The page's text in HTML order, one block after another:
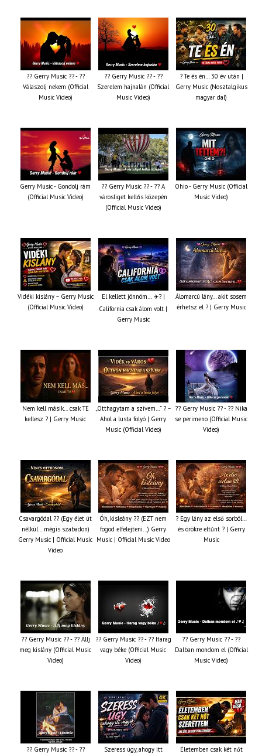
?? Gerry Music ?? - ??
Válaszolj nekem (Official
Music Video)
?? Gerry Music ?? - ??
Szerelem hajnalán (Official
Music Video)
? Te és én… 30 év után |
Gerry Music (Nosztalgikus
magyar dal)
Gerry Music - Gondolj rám
(Official Music Video)
?? Gerry Music ?? - ?? A
városliget kellős közepén
(Official Music Video)
Ohio - Gerry Music (Official
Music Video)
Vidéki kislány – Gerry Music
(Official Music Video)
El kellett jönnöm… ✈️? |
California csak álom volt |
Gerry Music
Álomarcú lány… akit sosem
érhetsz el ? | Gerry Music
Nem kell másik… csak TE
kellesz ? | Gerry Music
„Otthagytam a szívem…” ? –
Ahol a lusta folyó | Gerry
Music (Official Video)
?? Gerry Music ?? - ?? Nika
se perimeno (Official Music
Video)
Csavargódal ?? (Egy élet út
nélkül… mégis szabadon)
Gerry Music | Official Music
Video
Óh, kisleány ?? (EZT nem
fogod elfelejteni…) Gerry
Music | Official Music Video
? Egy lány az első sorból…
és örökre eltűnt ? | Gerry
Music
?? Gerry Music ?? - ?? Állj
meg kislány (Official Music
Video)
?? Gerry Music ?? - ?? Harag
vagy béke (Official Music
Video)
?? Gerry Music ?? - ??
Dalban mondom el (Official
Music Video)
?? Gerry Music ?? - ??
Szeress úgy, ahogy itt
Életemben csak két nőt